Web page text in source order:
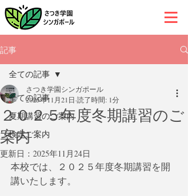
記事
全ての記事
夏期講習のご案内
検定ご案内
全ての記事
２０２５年度冬期講習のご
案内
さつき学園シンガポール
2025年11月21日 読了時間: 1分
更新日： 2025年11月24日
本校では、２０２５年度冬期講習を開
講いたします。